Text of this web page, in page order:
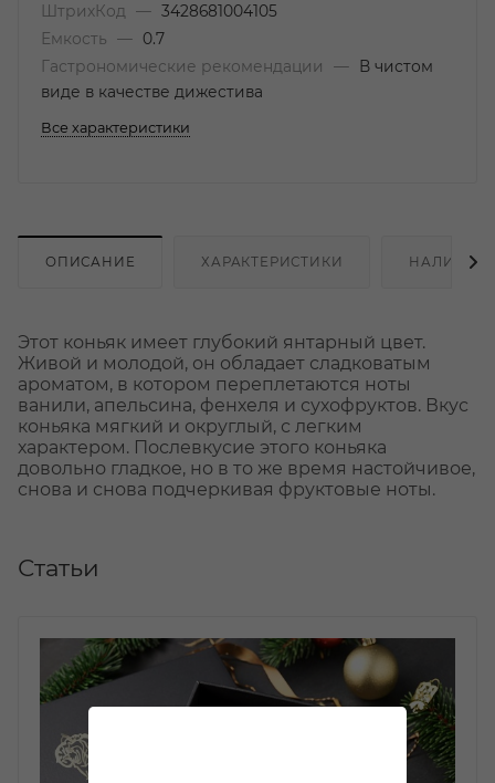
ШтрихКод
— 3428681004105
Емкость
—
0.7
Гастрономические рекомендации
—
В чистом
виде в качестве дижестива
Все характеристики
ОПИСАНИЕ ХАРАКТЕРИСТИКИ НАЛИЧИЕ
Этот коньяк имеет глубокий янтарный цвет.
Живой и молодой, он обладает сладковатым
ароматом, в котором переплетаются ноты
ванили, апельсина, фенхеля и сухофруктов. Вкус
коньяка мягкий и округлый, с легким
характером. Послевкусие этого коньяка
довольно гладкое, но в то же время настойчивое,
снова и снова подчеркивая фруктовые ноты.
Статьи